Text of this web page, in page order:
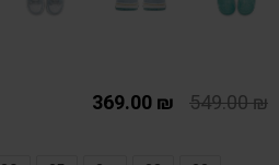
549.00₪
369.00 ₪